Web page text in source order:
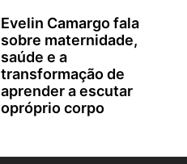
Evelin Camargo fala
sobre maternidade,
saúde e a
transformação de
aprender a escutar
opróprio corpo